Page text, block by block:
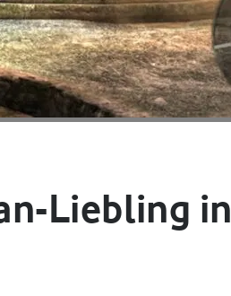
Liebling in